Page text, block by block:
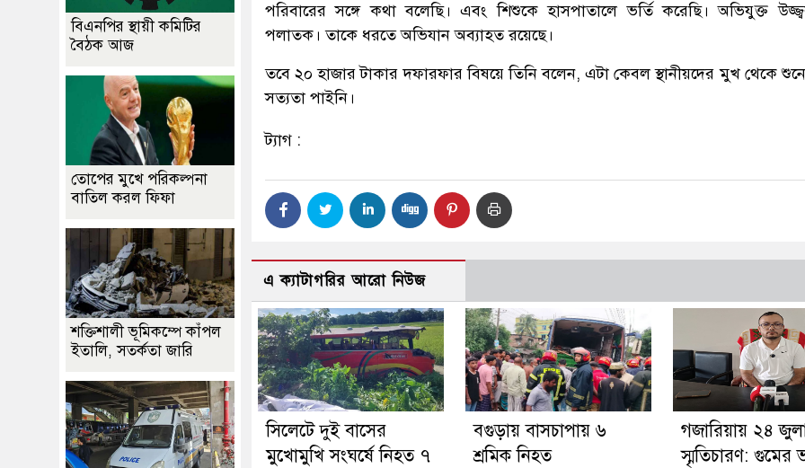
পরিবারের সঙ্গে কথা বলেছি। এবং শিশুকে হাসপাতালে ভর্তি করেছি। অভিযুক্ত
পলাতক। তাকে ধরতে অভিযান অব্যাহত রয়েছে।
তবে ২০ হাজার টাকার দফারফার বিষয়ে তিনি বলেন, এটা কেবল স্থানীয়দের মুখ থেকে
সত্যতা পাইনি।
ট্যাগ :
এ ক্যাটাগরির আরো নিউজ
সিলেটে দুই বাসের
মুখোমুখি সংঘর্ষে নিহত ৭
বগুড়ায় বাসচাপায় ৬
শ্রমিক নিহত
গজারিয়ায় ২৪
স্মৃতিচারণ: গুমের
বিএনপির স্থায়ী কমিটির
বৈঠক আজ
তোপের মুখে পরিকল্পনা
বাতিল করল ফিফা
শক্তিশালী ভূমিকম্পে কাঁপল
ইতালি, সতর্কতা জারি